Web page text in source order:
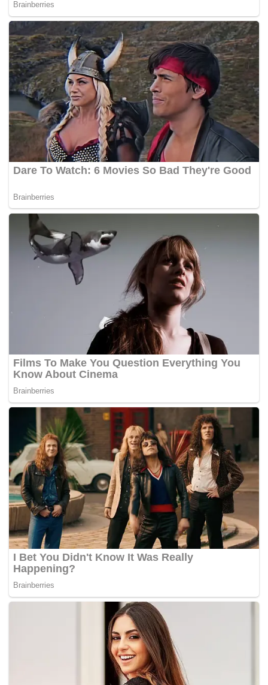
Kemelut dalaman UMNO antaranya tercetus apabila wujud
kelompok yang mahu menamatkan kerjasama dengan
Parti Pribumi Bersatu Malaysia (BERSATU), dengan pihak
yang menyokong kerjasama itu diteruskan atas alasan
penyatuan ummah.
Beberapa isu lain turut mencetus perpecahan dalam parti
itu, termasuklah dakwaan wujud usaha menjalin
kerjasama dengan Ketua Pembangkang, Datuk Seri Anwar
Ibrahim dan DAP yang dikatakan didalangi beberapa
Selain itu, perpecahan turut dilihat antara pemimpin parti
tiada jawatan dalam kerajaan dengan beberapa pemimpin
yang berjawatan dalam Kabinet, agensi atau syarikat
berkaitan kerajaan (GLC).
Beberapa kumpulan pula melihat Presiden UMNO, Dr
Ahmad Zahid Hamidi yang cenderung memutuskan
kerjasama dengan BERSATU, sebagai liabiliti untuk parti
kerana masih berdepan puluhan pertuduhan rasuah di
Dua hari lalu, Perhimpunan Agung UMNO 2020 (PAU
2020) meluluskan usul supaya tiada kerjasama dengan
BERSATU pada PRU-15, manakala kebersamaan dalam
kerajaan Perikatan Nasional (PN) diteruskan hingga
pembubaran Parlimen.
Dalam ucapan penggulungan PAU 2020, Ahmad Zahid
antaranya mencabar seorang menteri daripada parti itu
yang disifatkan sebagai ‘makhluk perosak’, untuk meletak
jawatan.
Bulan lalu, Ahmad Zahid dilaporkan memberi jaminan
pemilihan parti itu akan diadakan selewat-lewatnya hujung
tahun ini.
Khairy yang kini memegang jawatan Menteri Sains,
Teknologi dan Inovasi, pernah bertanding menentang
Ahmad Zahid bagi merebut jawatan Presiden UMNO
ketika pemilihan parti pada 2018, yang diadakan selepas
Ketika itu, Ahmad Zahid berjaya menewaskan Khairy serta